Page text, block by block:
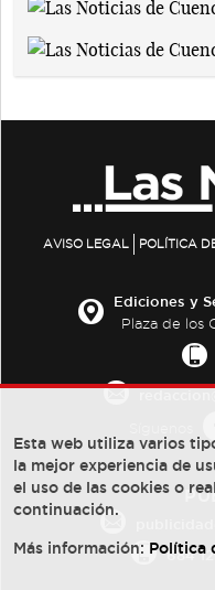
AVISO LEGAL POLÍTICA
Ediciones y
Plaza de los
684
Esta web utiliza varios
la mejor experiencia de
el uso de las cookies o
continuación.
Más información: Política